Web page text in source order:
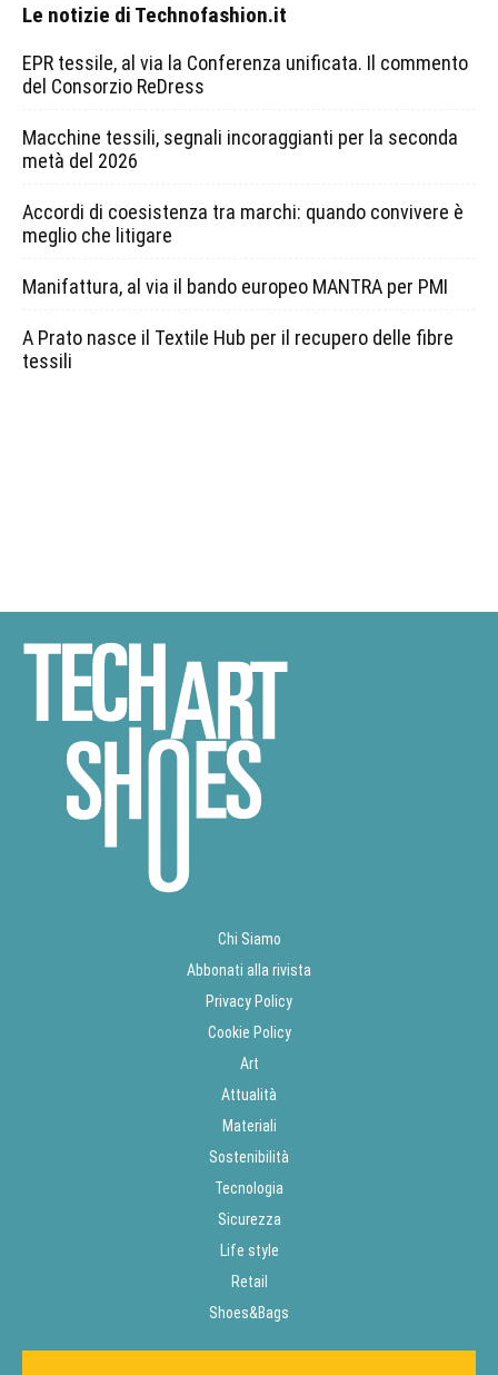
Le notizie di Technofashion.it
EPR tessile, al via la Conferenza unificata. Il commento
del Consorzio ReDress
Macchine tessili, segnali incoraggianti per la seconda
metà del 2026
Accordi di coesistenza tra marchi: quando convivere è
meglio che litigare
Manifattura, al via il bando europeo MANTRA per PMI
A Prato nasce il Textile Hub per il recupero delle fibre
tessili
Chi Siamo
Abbonati alla rivista
Privacy Policy
Cookie Policy
Art
Attualità
Materiali
Sostenibilità
Tecnologia
Sicurezza
Life style
Retail
Shoes&Bags